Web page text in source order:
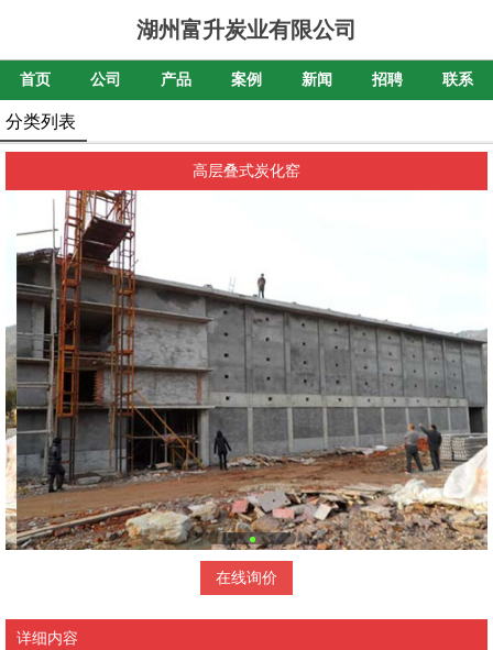
湖州富升炭业有限公司
首页 公司 产品 案例 新闻 招聘 联系
分类列表
高层叠式炭化窑
在线询价
详细内容